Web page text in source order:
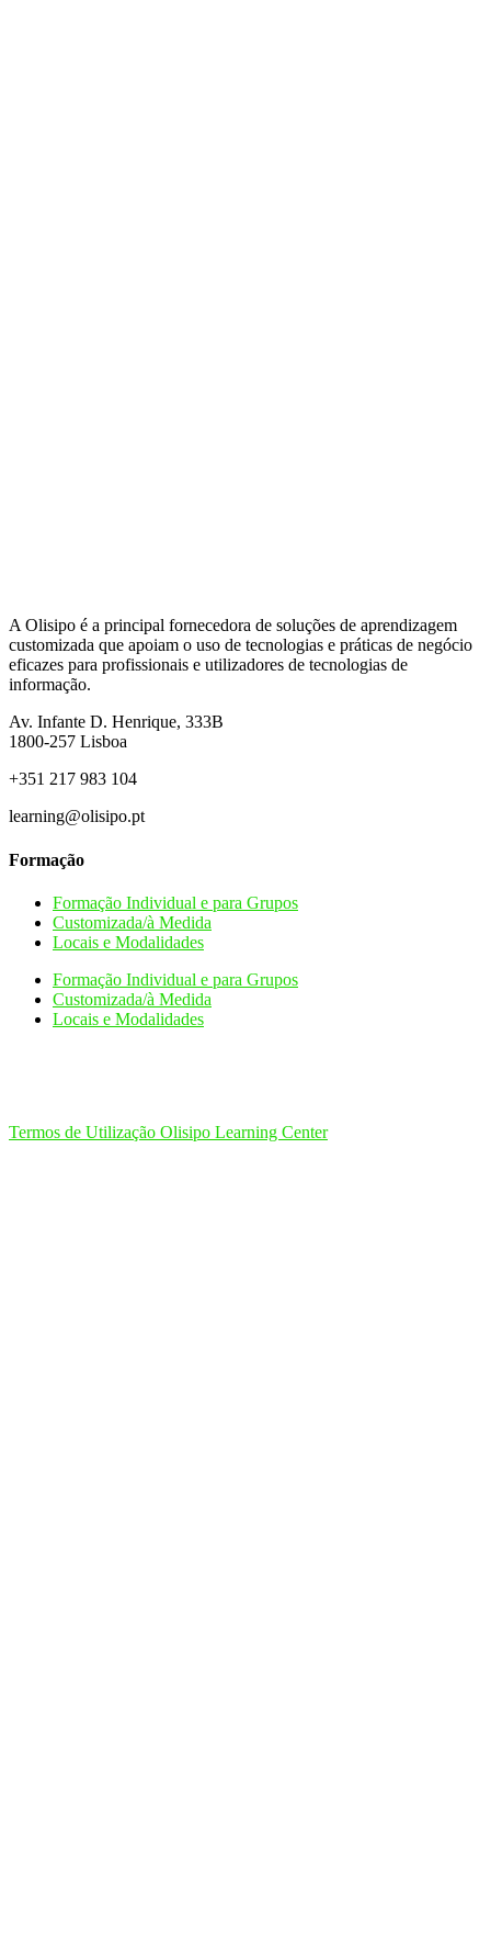
A Olisipo é a principal fornecedora de soluções de aprendizagem
customizada que apoiam o uso de tecnologias e práticas de negócio
eficazes para profissionais e utilizadores de tecnologias de
informação.
Av. Infante D. Henrique, 333B
1800-257 Lisboa
+351 217 983 104
learning@olisipo.pt
Formação
Formação Individual e para Grupos
Customizada/à Medida
Locais e Modalidades
Formação Individual e para Grupos
Customizada/à Medida
Locais e Modalidades
Termos de Utilização Olisipo Learning Center